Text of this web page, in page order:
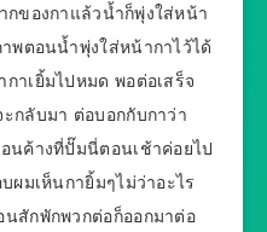
กของกาแล้วน้ำก็พุ่งใส่หน้า
พตอนน้ำพุ่งใส่หน้ากาไว้ได้
าเยิ้มไปหมด พอต่อเสร็จ
กลับมา ต่อบอกกับกาว่า
นค้างที่ปั๊มนี่ตอนเช้าค่อยไป
ผมเห็นกายิ้มๆไม่ว่าอะไร
นสักพักพวกต่อก็ออกมาต่อ